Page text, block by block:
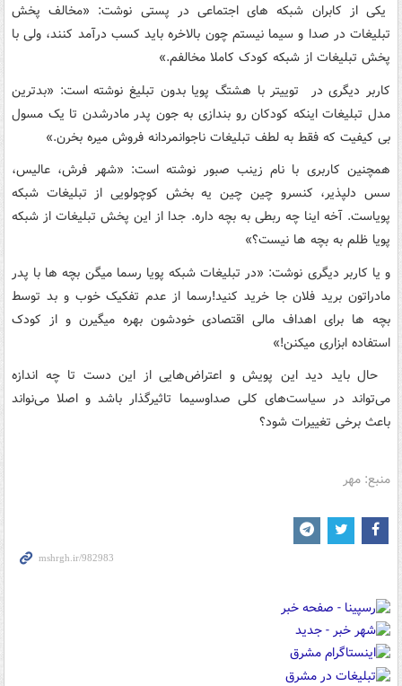
یکی از کابران شبکه های اجتماعی در پستی نوشت: «مخالف پخش
تبلیغات در صدا و سیما نیستم چون بالاخره باید کسب درآمد کنند، ولی با
پخش تبلیغات از شبکه کودک کاملا مخالفم.»
کاربر دیگری در توییتر با هشتگ پویا بدون تبلیغ نوشته است: «بدترین
مدل تبلیغات اینکه کودکان رو بندازی به جون پدر مادرشدن تا یک مسول
بی کیفیت که فقط به لطف تبلیغات ناجوانمردانه فروش میره بخرن.»
همچنین کاربری با نام زینب صبور نوشته است: «شهر فرش، عالیس،
سس دلپذیر، کنسرو چین چین یه بخش کوچولویی از تبلیغات شبکه
پویاست. آخه اینا چه ربطی به بچه داره. جدا از این پخش تبلیغات از شبکه
پویا ظلم به بچه ها نیست؟»
و یا کاربر دیگری نوشت: «در تبلیغات شبکه پویا رسما میگن بچه ها با پدر
مادراتون برید فلان جا خرید کنید!رسما از عدم تفکیک خوب و بد توسط
بچه ها برای اهداف مالی اقتصادی خودشون بهره میگیرن و از کودک
استفاده ابزاری میکنن!»
حال باید دید این پویش و اعتراض‌هایی از این دست تا چه اندازه
می‌تواند در سیاست‌های کلی صداوسیما تاثیرگذار باشد و اصلا می‌نواند
باعث برخی تغییرات شود؟
منبع: مهر